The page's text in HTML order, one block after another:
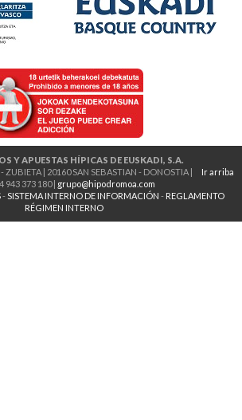
Y APUESTAS HÍPICAS DE EUSKADI, S.A.
Ir arriba
| 20160 SAN SEBASTIAN - DONOSTIA |
943 373 180 | grupo@hipodromoa.com
-SISTEMA INTERNO DE INFORMACIÓN - REGLAMENTO
RÉGIMEN INTERNO